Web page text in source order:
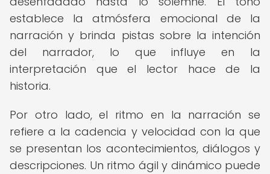
establece la atmósfera emocional de la
narración y brinda pistas sobre la intención
del narrador, lo que influye en la
interpretación que el lector hace de la
historia.
Por otro lado, el ritmo en la narración se
refiere a la cadencia y velocidad con la que
se presentan los acontecimientos, diálogos y
descripciones. Un ritmo ágil y dinámico puede